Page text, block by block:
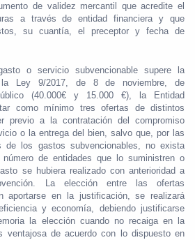
de validez mercantil que acredite el
a través de entidad financiera y que
su cuantía, el preceptor y fecha de
o servicio subvencionable supere la
la Ley 9/2017, de 8 de noviembre, de
(40.000€ y 15.000 €), la Entidad
como mínimo tres ofertas de distintos
previo a la contratación del compromiso
o la entrega del bien, salvo que, por las
de los gastos subvencionables, no exista
de entidades que lo suministren o
se hubiera realizado con anterioridad a
La elección entre las ofertas
aportarse en la justificación, se realizará
y economía, debiendo justificarse
la elección cuando no recaiga en la
ventajosa de acuerdo con lo dispuesto en